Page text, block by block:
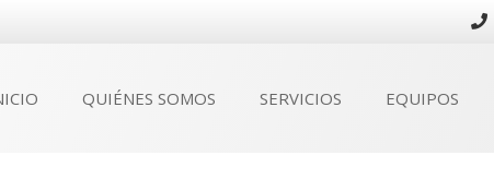
QUIÉNES SOMOS SERVICIOS EQUIPOS